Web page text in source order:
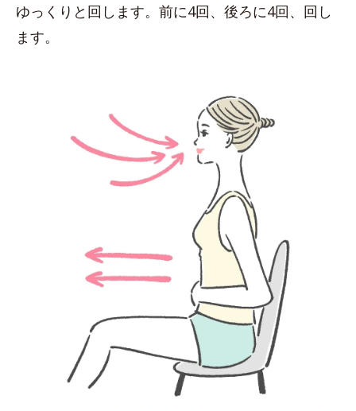
ゆっくりと回します。前に4回、後ろに4回、回し
ます。